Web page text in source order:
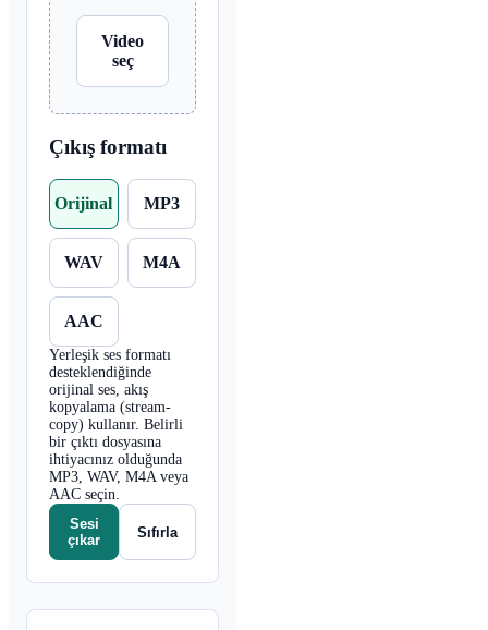
Video
seç
Çıkış formatı
Orijinal MP3
WAV M4A
AAC
Yerleşik ses formatı
desteklendiğinde
orijinal ses, akış
kopyalama (stream-
copy) kullanır. Belirli
bir çıktı dosyasına
ihtiyacınız olduğunda
MP3, WAV, M4A veya
AAC seçin.
Sesi
çıkar
Sıfırla